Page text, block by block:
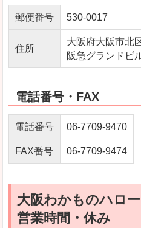
郵便番号 530-0017
住所
大阪府大阪市北
阪急グランドビ
電話番号・FAX
電話番号 06-7709-9470
FAX番号 06-7709-9474
大阪わかものハロ
営業時間・休み